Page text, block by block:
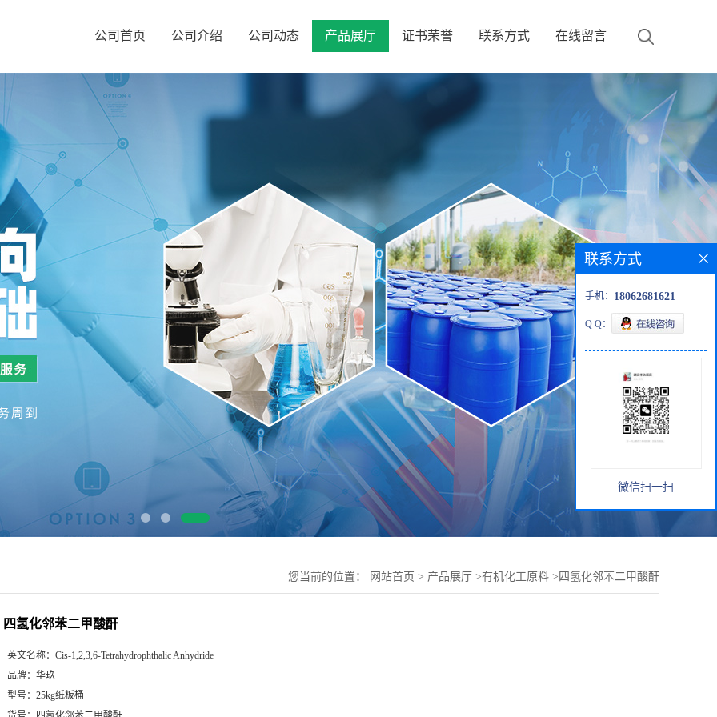
公司首页 公司介绍 公司动态 产品展厅 证书荣誉 联系方式 在线留言
您当前的位置： 网站首页 > 产品展厅 >有机化工原料 > 四氢化邻苯二甲酸酐
四氢化邻苯二甲酸酐
英文名称： Cis-1,2,3,6-Tetrahydrophthalic Anhydride
品牌： 华玖
型号： 25kg纸板桶
联系方式
手机： 18062681621
Q Q：
微信扫一扫